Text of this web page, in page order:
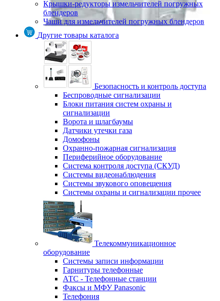
Крышки-редукторы измельчителей погружных
блендеров
Чаши для измельчителей погружных блендеров
Другие товары каталога
Безопасность и контроль доступа
Беспроводные сигнализации
Блоки питания систем охраны и
сигнализации
Ворота и шлагбаумы
Датчики утечки газа
Домофоны
Охранно-пожарная сигнализация
Периферийное оборудование
Система контроля доступа (СКУД)
Системы видеонаблюдения
Системы звукового оповещения
Системы охраны и сигнализации прочее
Телекоммуникационное
оборудование
Системы записи информации
Гарнитуры телефонные
АТС - Телефонные станции
Факсы и МФУ Panasonic
Телефония